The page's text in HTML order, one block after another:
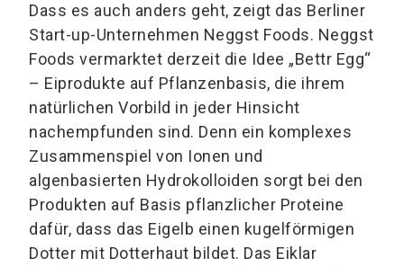
Dass es auch anders geht, zeigt das Berliner
Start-up-Unternehmen Neggst Foods. Neggst
Foods vermarktet derzeit die Idee „Bettr Egg“
– Eiprodukte auf Pflanzenbasis, die ihrem
natürlichen Vorbild in jeder Hinsicht
nachempfunden sind. Denn ein komplexes
Zusammenspiel von Ionen und
algenbasierten Hydrokolloiden sorgt bei den
Produkten auf Basis pflanzlicher Proteine
dafür, dass das Eigelb einen kugelförmigen
Dotter mit Dotterhaut bildet. Das Eiklar